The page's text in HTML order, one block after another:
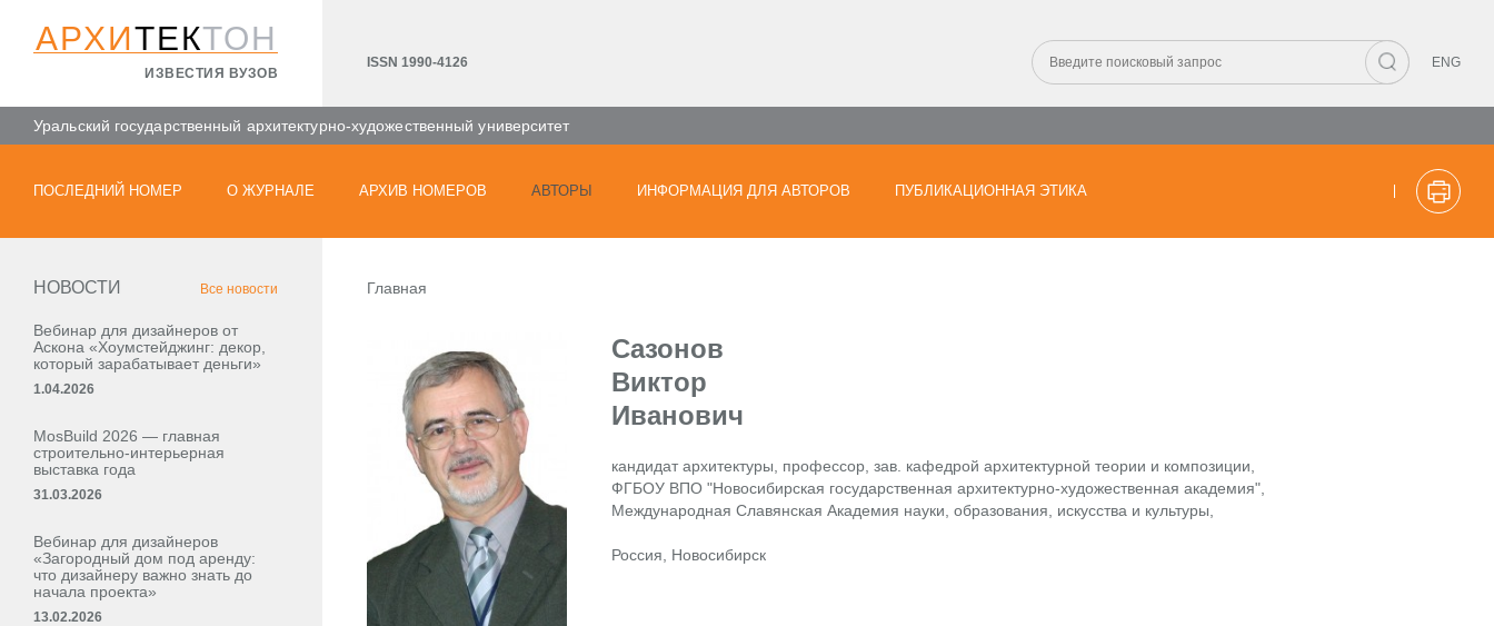
АРХИТЕКТОН
ИЗВЕСТИЯ ВУЗОВ
ISSN 1990-4126 ENG
Уральский государственный архитектурно-художественный университет
ПОСЛЕДНИЙ НОМЕР О ЖУРНАЛЕ АРХИВ НОМЕРОВ АВТОРЫ ИНФОРМАЦИЯ ДЛЯ АВТОРОВ ПУБЛИКАЦИОННАЯ ЭТИКА
НОВОСТИ Все новости
Вебинар для дизайнеров от
Аскона «Хоумстейджинг: декор,
который зарабатывает деньги»
1.04.2026
MosBuild 2026 — главная
строительно-интерьерная
выставка года
31.03.2026
Вебинар для дизайнеров
«Загородный дом под аренду:
что дизайнеру важно знать до
начала проекта»
13.02.2026
Главная
Сазонов
Виктор
Иванович
кандидат архитектуры, профессор, зав. кафедрой архитектурной теории и композиции,
ФГБОУ ВПО "Новосибирская государственная архитектурно-художественная академия",
Международная Славянская Академия науки, образования, искусства и культуры,
Россия, Новосибирск